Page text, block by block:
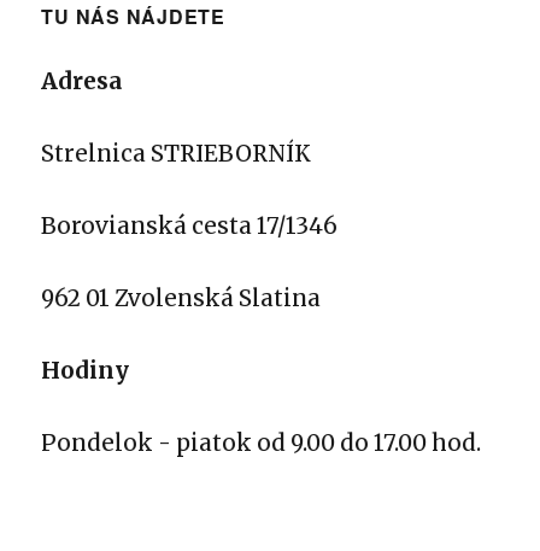
TU NÁS NÁJDETE
Adresa
Strelnica STRIEBORNÍK
Borovianská cesta 17/1346
962 01 Zvolenská Slatina
Hodiny
Pondelok - piatok od 9.00 do 17.00 hod.